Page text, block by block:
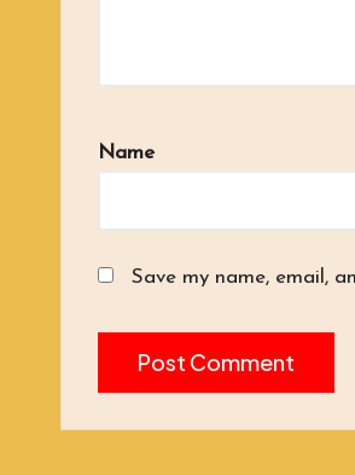
Name
Save my name, email,